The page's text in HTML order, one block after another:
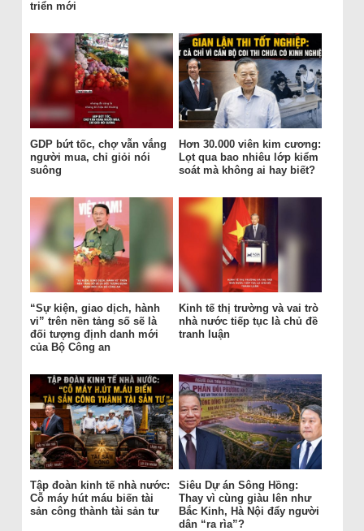
triển mới
GDP bứt tốc, chợ vẫn vắng
người mua, chỉ giỏi nói
suông
Hơn 30.000 viên kim cương:
Lọt qua bao nhiêu lớp kiểm
soát mà không ai hay biết?
“Sự kiện, giao dịch, hành
vi” trên nền tảng số sẽ là
đối tượng định danh mới
của Bộ Công an
Kinh tế thị trường và vai trò
nhà nước tiếp tục là chủ đề
tranh luận
Tập đoàn kinh tế nhà nước:
Cỗ máy hút máu biến tài
sản công thành tài sản tư
Siêu Dự án Sông Hồng:
Thay vì cùng giàu lên như
Bắc Kinh, Hà Nội đẩy người
dân “ra rìa”?